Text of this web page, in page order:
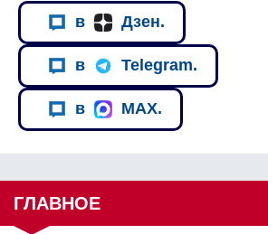
в Дзен.
в Telegram.
в MAX.
ГЛАВНОЕ